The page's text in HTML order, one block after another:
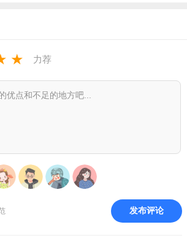
音通话和视频通话。
的文字、语音、图片和视频消息。
费电话
语音消息、位置、贴纸和表情
★ 力荐
发布评论